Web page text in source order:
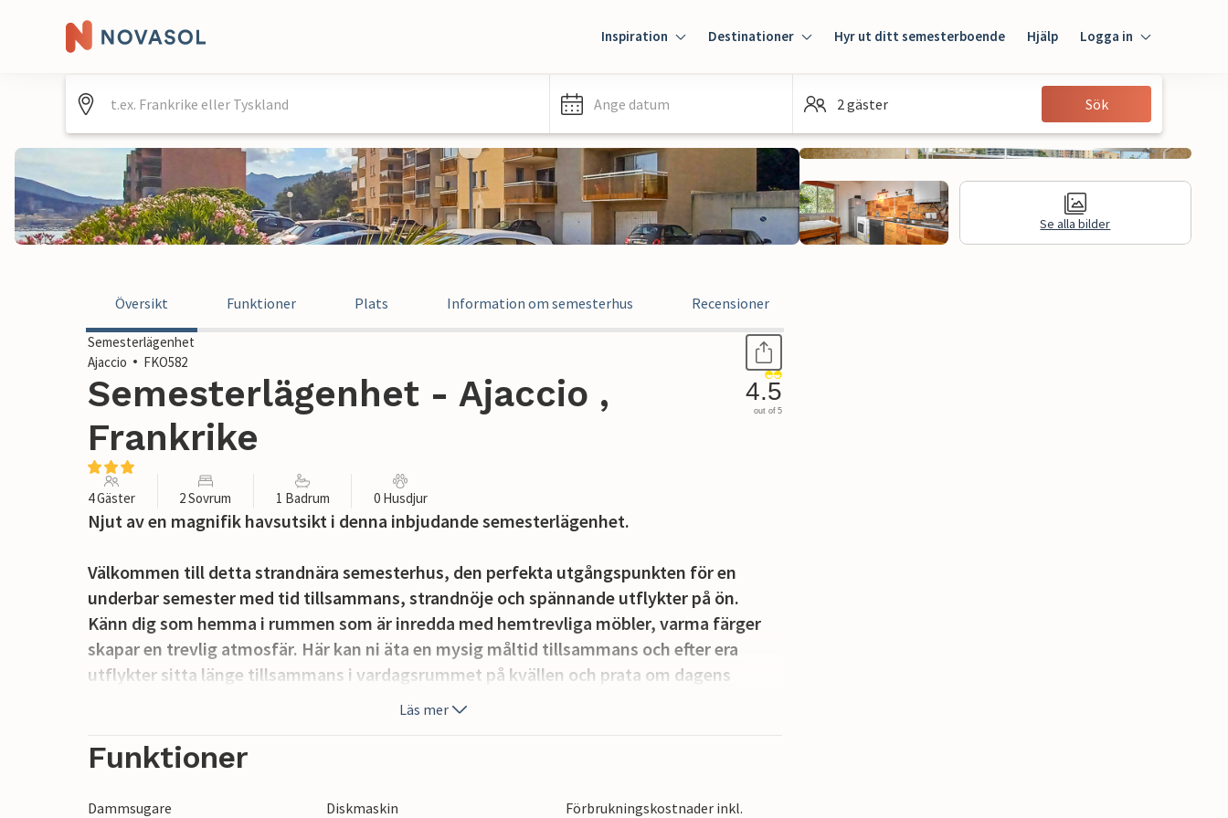
Inspiration Destinationer Hyr ut ditt semesterboende Hjälp Logga in
Gäst
Ange datum 2 gäster Sök
Se alla bilder
Översikt Funktioner Plats Information om semesterhus Recensioner
Semesterlägenhet
Ajaccio
FKO582
Semesterlägenhet - Ajaccio ,
Frankrike
4.5
out of 5
4 Gäster 2 Sovrum 1 Badrum 0 Husdjur
Njut av en magnifik havsutsikt i denna inbjudande semesterlägenhet.
Välkommen till detta strandnära semesterhus, den perfekta utgångspunkten för en
underbar semester med tid tillsammans, strandnöje och spännande utflykter på ön.
Känn dig som hemma i rummen som är inredda med hemtrevliga möbler, varma färger
skapar en trevlig atmosfär. Här kan ni äta en mysig måltid tillsammans och efter era
utflykter sitta länge tillsammans i vardagsrummet på kvällen och prata om dagens
upplevelser, spela spel eller bara koppla av.
Njut av den magnifika havsutsikten på balkongen, antingen på morgonen vid frukosten
Läs mer
Funktioner
Dammsugare Diskmaskin
Förbrukningskostnader inkl.